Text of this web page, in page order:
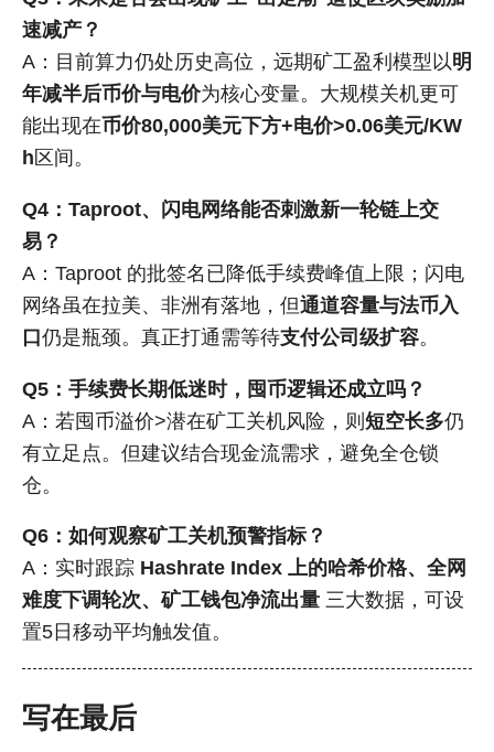
速减产？
A：目前算力仍处历史高位，远期矿工盈利模型以明
年减半后币价与电价为核心变量。大规模关机更可
能出现在币价80,000美元下方+电价>0.06美元/KW
h 区间。
Q4：Taproot、闪电网络能否刺激新一轮链上交
易？
A：Taproot 的批签名已降低手续费峰值上限；闪电
网络虽在拉美、非洲有落地，但通道容量与法币入
口 仍是瓶颈。真正打通需等待支付公司级扩容。
Q5：手续费长期低迷时，囤币逻辑还成立吗？
A：若囤币溢价>潜在矿工关机风险，则 短空长多仍
有立足点。但建议结合现金流需求，避免全仓锁
仓。
Q6：如何观察矿工关机预警指标？
A：实时跟踪 Hashrate Index 上的哈希价格、全网
难度下调轮次、矿工钱包净流出量 三大数据，可设
置5日移动平均触发值。
写在最后